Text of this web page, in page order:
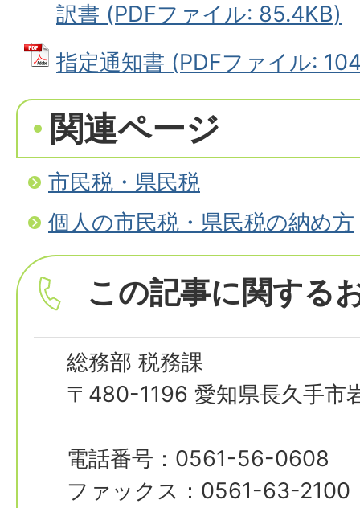
訳書 (PDFファイル: 85.4KB)
指定通知書 (PDFファイル:
関連ページ
市民税・県民税
個人の市民税・県民税の納め方
この記事に関する
総務部 税務課
〒480-1196 愛知県長久手市
電話番号：0561-56-0608
ファックス：0561-63-2100